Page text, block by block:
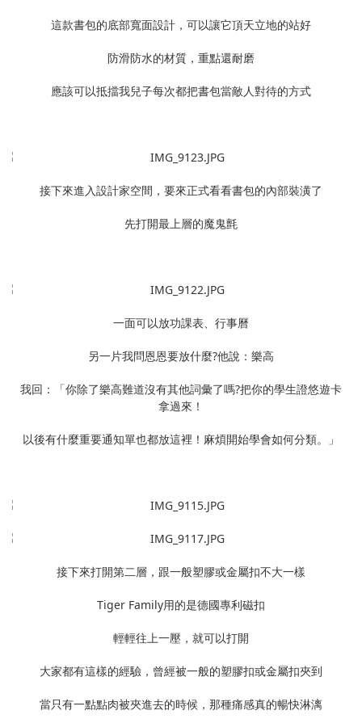
這款書包的底部寬面設計，可以讓它頂天立地的站好
防滑防水的材質，重點還耐磨
應該可以抵擋我兒子每次都把書包當敵人對待的方式
接下來進入設計家空間，要來正式看看書包的內部裝潢了
先打開最上層的魔鬼氈
一面可以放功課表、行事曆
另一片我問恩恩要放什麼?他說：樂高
我回：「你除了樂高難道沒有其他詞彙了嗎?把你的學生證悠遊卡
拿過來！
以後有什麼重要通知單也都放這裡！麻煩開始學會如何分類。」
接下來打開第二層，跟一般塑膠或金屬扣不大一樣
Tiger Family用的是德國專利磁扣
輕輕往上一壓，就可以打開
大家都有這樣的經驗，曾經被一般的塑膠扣或金屬扣夾到
當只有一點點肉被夾進去的時候，那種痛感真的暢快淋漓